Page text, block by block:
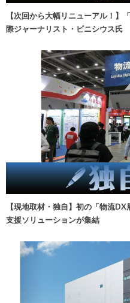
【次回から大幅リニューアル！
際ジャーナリスト・ビニシウス氏
【現地取材・独自】初の「物流
支援ソリューションが集結